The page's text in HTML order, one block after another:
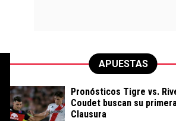
APUESTAS
Pronósticos Tigre vs.
Coudet buscan su
Clausura